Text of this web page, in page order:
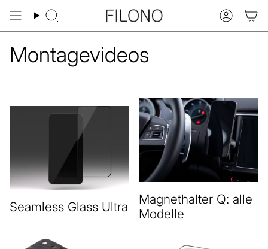
Inhalt
springen
Suche Konto
Montagevideos
Seamless Glass Ultra
Magnethalter Q: alle
Modelle